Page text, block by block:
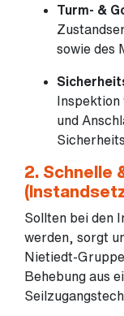
Turm- &
sowie des
und
2. Schnelle
Sollten bei den
werden, sorgt
Nietiedt-
Behebung aus